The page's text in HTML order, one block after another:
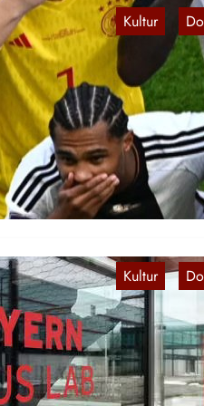
Kultur
,
DFB in
19. Aug.
Seit Jahren
Talfahrt. Ein
nächste,
Kultur
,
Sport:
22. Juli